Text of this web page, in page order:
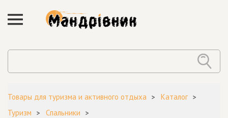
Товары для туризма и активного отдыха
Каталог
Туризм
Спальники